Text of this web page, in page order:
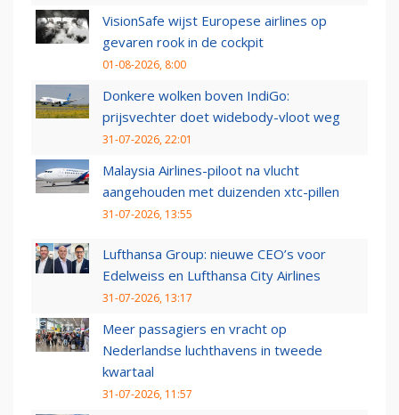
VisionSafe wijst Europese airlines op
gevaren rook in de cockpit
01-08-2026, 8:00
Donkere wolken boven IndiGo:
prijsvechter doet widebody-vloot weg
31-07-2026, 22:01
Malaysia Airlines-piloot na vlucht
aangehouden met duizenden xtc-pillen
31-07-2026, 13:55
Lufthansa Group: nieuwe CEO’s voor
Edelweiss en Lufthansa City Airlines
31-07-2026, 13:17
Meer passagiers en vracht op
Nederlandse luchthavens in tweede
kwartaal
31-07-2026, 11:57